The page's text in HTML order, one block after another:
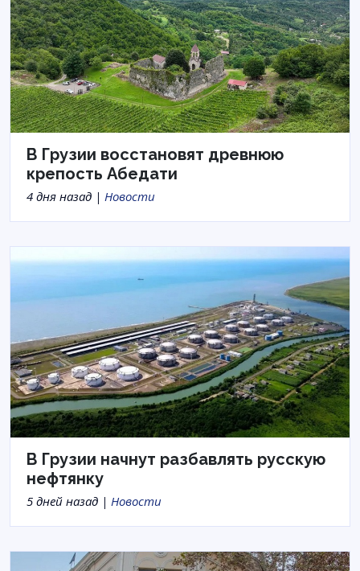
В Грузии восстановят древнюю
крепость Абедати
4 дня назад | Новости
В Грузии начнут разбавлять русскую
нефтянку
5 дней назад | Новости